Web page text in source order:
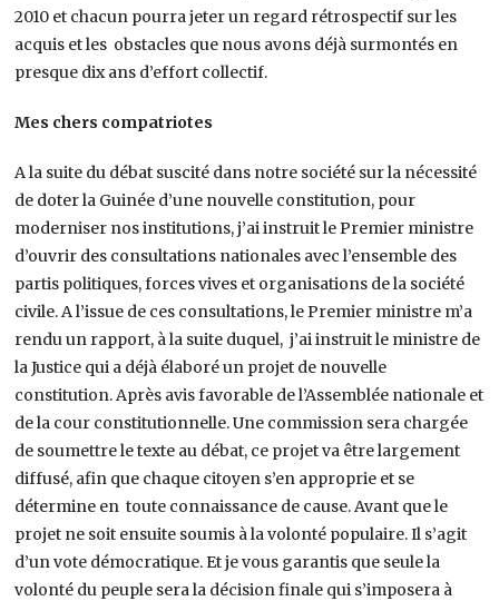
2010 et chacun pourra jeter un regard rétrospectif sur les
acquis et les obstacles que nous avons déjà surmontés en
presque dix ans d’effort collectif.
Mes chers compatriotes
A la suite du débat suscité dans notre société sur la nécessité
de doter la Guinée d’une nouvelle constitution, pour
moderniser nos institutions, j’ai instruit le Premier ministre
d’ouvrir des consultations nationales avec l’ensemble des
partis politiques, forces vives et organisations de la société
civile. A l’issue de ces consultations, le Premier ministre m’a
rendu un rapport, à la suite duquel, j’ai instruit le ministre de
la Justice qui a déjà élaboré un projet de nouvelle
constitution. Après avis favorable de l’Assemblée nationale et
de la cour constitutionnelle. Une commission sera chargée
de soumettre le texte au débat, ce projet va être largement
diffusé, afin que chaque citoyen s’en approprie et se
détermine en toute connaissance de cause. Avant que le
projet ne soit ensuite soumis à la volonté populaire. Il s’agit
d’un vote démocratique. Et je vous garantis que seule la
volonté du peuple sera la décision finale qui s’imposera à